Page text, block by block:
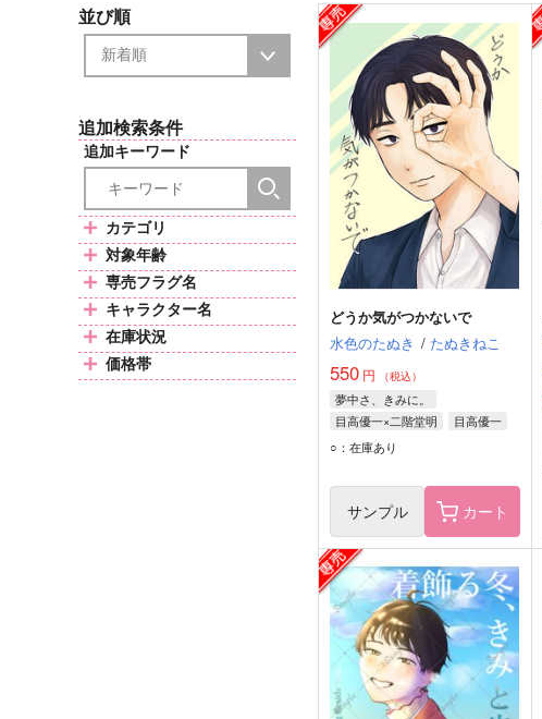
並び順
追加検索条件
追加キーワード
カテゴリ
対象年齢
専売フラグ名
キャラクター名
在庫状況
価格帯
どうか気がつかないで
水色のたぬき / たぬきねこ
550 円 （税込）
夢中さ、きみに。
目高優一×二階堂明
目高優一
二階堂明
○：在庫あり
サンプル カート